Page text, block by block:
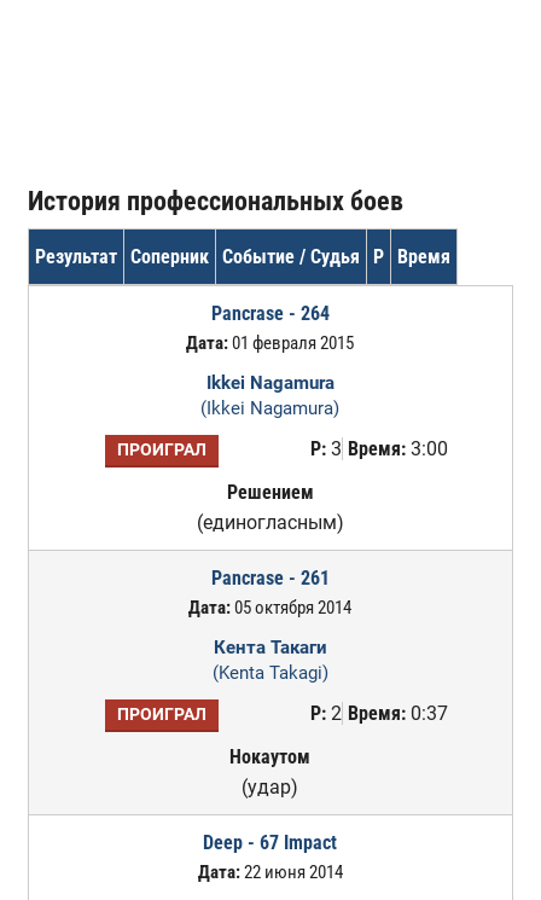
История профессиональных боев
Результат Соперник Событие / Судья Р Время
Pancrase - 264
Дата:01 февраля 2015
Ikkei Nagamura
(Ikkei Nagamura)
ПРОИГРАЛ Р:3 Время:3:00
Решением
(единогласным)
Pancrase - 261
Дата:05 октября 2014
Кента Такаги
(Kenta Takagi)
ПРОИГРАЛ Р:2 Время:0:37
Нокаутом
(удар)
Deep - 67 Impact
Дата:22 июня 2014